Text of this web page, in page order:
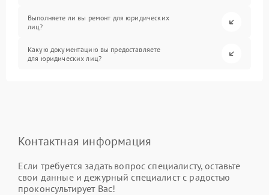
Выполняете ли вы ремонт для юридических
лиц?
Какую документацию вы предоставляете
для юридических лиц?
Контактная информация
Если требуется задать вопрос специалисту, оставьте
свои данные и дежурный специалист с радостью
проконсультирует Вас!